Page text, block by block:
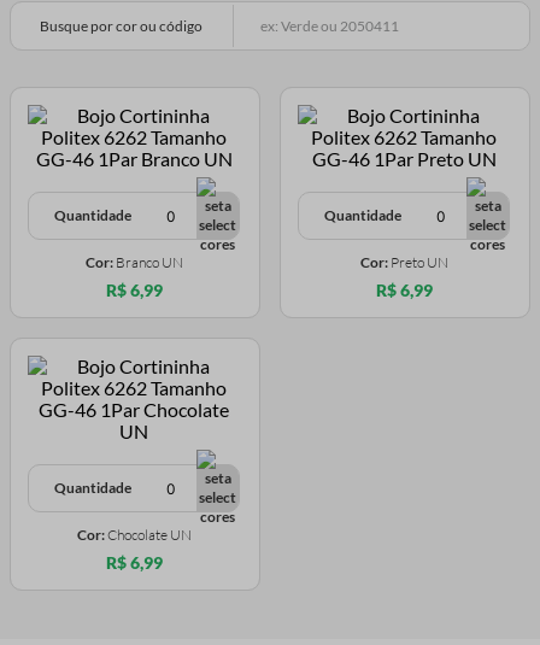
Busque por cor ou código
Quantidade
Cor: Branco UN
R$ 6,99
Quantidade
Cor: Preto UN
R$ 6,99
Quantidade
Cor:Chocolate UN
R$ 6,99